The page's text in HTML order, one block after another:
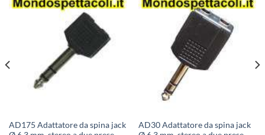
AD175 Adattatore da spina jack
AD30 Adattatore da spina jack